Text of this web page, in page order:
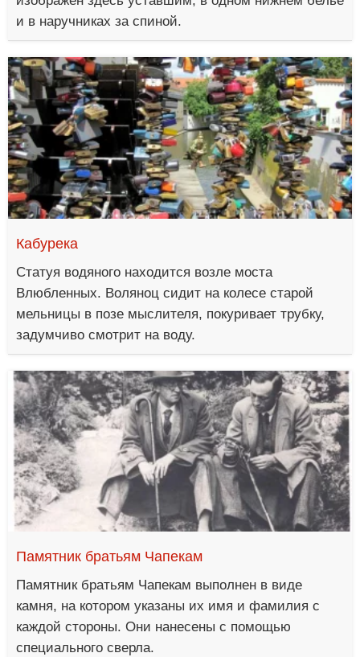
и в наручниках за спиной.
Кабурека
Статуя водяного находится возле моста
Влюбленных. Воляноц сидит на колесе старой
мельницы в позе мыслителя, покуривает трубку,
задумчиво смотрит на воду.
Памятник братьям Чапекам
Памятник братьям Чапекам выполнен в виде
камня, на котором указаны их имя и фамилия с
каждой стороны. Они нанесены с помощью
специального сверла.